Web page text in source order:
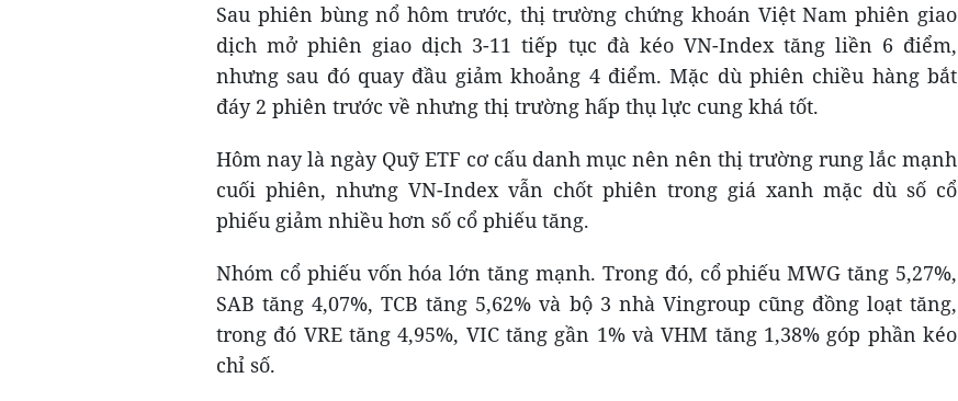
Sau phiên bùng nổ hôm trước, thị trường chứng khoán Việt Nam phiên giao
dịch mở phiên giao dịch 3-11 tiếp tục đà kéo VN-Index tăng liền 6 điểm,
nhưng sau đó quay đầu giảm khoảng 4 điểm. Mặc dù phiên chiều hàng bắt
đáy 2 phiên trước về nhưng thị trường hấp thụ lực cung khá tốt.
Hôm nay là ngày Quỹ ETF cơ cấu danh mục nên nên thị trường rung lắc mạnh
cuối phiên, nhưng VN-Index vẫn chốt phiên trong giá xanh mặc dù số cổ
phiếu giảm nhiều hơn số cổ phiếu tăng.
Nhóm cổ phiếu vốn hóa lớn tăng mạnh. Trong đó, cổ phiếu MWG tăng 5,27%,
SAB tăng 4,07%, TCB tăng 5,62% và bộ 3 nhà Vingroup cũng đồng loạt tăng,
trong đó VRE tăng 4,95%, VIC tăng gần 1% và VHM tăng 1,38% góp phần kéo
chỉ số.